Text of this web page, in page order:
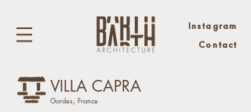
Instagram
Contact
VILLA CAPRA
Gordes, France